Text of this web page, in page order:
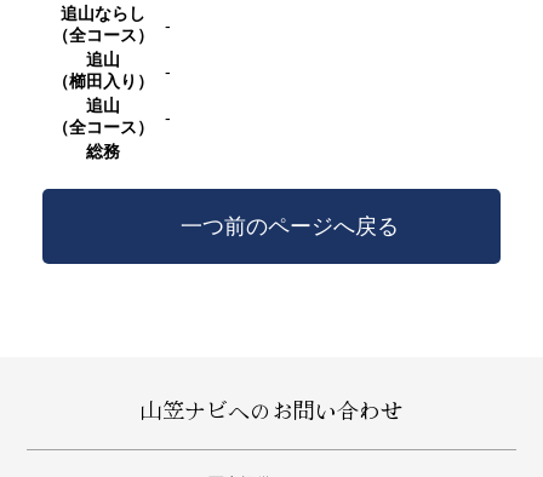
追山ならし
（全コース）
-
追山
（櫛田入り）
-
追山
（全コース）
-
総務
一つ前のページへ戻る
山笠ナビへのお問い合わせ